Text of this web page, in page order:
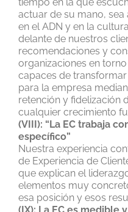
tiempo en la que
actuar de su mano,
en el ADN y en la
delante de nuestros
recomendaciones y
organizaciones en
capaces de
para la empresa
retención y fidelización
cualquier crecimiento
(VIII): “La EC trabaja
específico”
Nuestra experiencia
de Experiencia de
que explican el
elementos muy
esa posición y esos